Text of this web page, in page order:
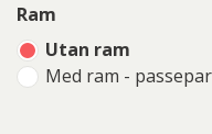
Ram
Utan ram
Med ram -